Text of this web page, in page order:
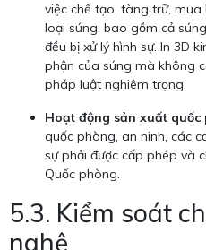
việc chế tạo, tàng trữ,
loại súng, bao gồm cả
đều bị xử lý hình sự. In 3D
phận của súng mà không
pháp luật nghiêm trọng.
Hoạt động sản xuất quốc
quốc phòng, an ninh, các
sự phải được cấp phép và
Quốc phòng.
5.3. Kiểm soát
nghệ